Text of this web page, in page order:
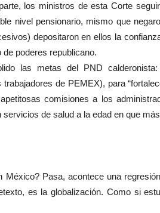
los ministros de esta Corte
nivel pensionario, mismo que
depositaron en ellos la
de poderes republicano.
las metas del PND
de PEMEX), para
comisiones a los
de salud a la edad en que
Pasa, acontece una
es la globalización. Como si